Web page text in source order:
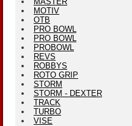
MOTIV
OTB
PRO BOWL
PRO BOWL
PROBOWL
REVS
ROBBYS
ROTO GRIP
STORM
STORM - DEXTER
TRACK
TURBO
VISE